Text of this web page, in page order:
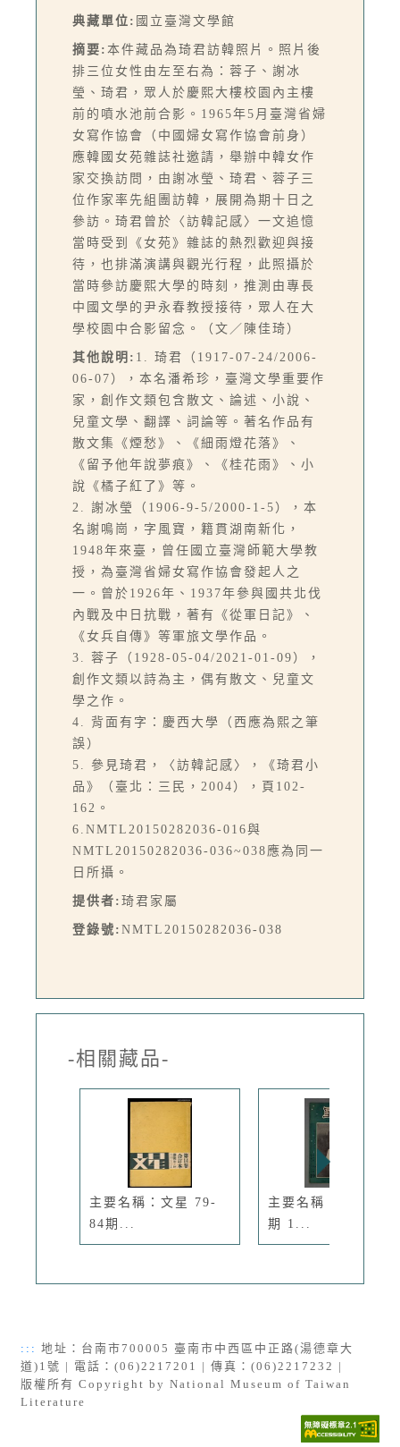
典藏單位: 國立臺灣文學館
摘要: 本件藏品為琦君訪韓照片。照片後
排三位女性由左至右為：蓉子、謝冰
瑩、琦君，眾人於慶熙大樓校園內主樓
前的噴水池前合影。1965年5月臺灣省婦
女寫作協會（中國婦女寫作協會前身）
應韓國女苑雜誌社邀請，舉辦中韓女作
家交換訪問，由謝冰瑩、琦君、蓉子三
位作家率先組團訪韓，展開為期十日之
參訪。琦君曾於〈訪韓記感〉一文追憶
當時受到《女苑》雜誌的熱烈歡迎與接
待，也排滿演講與觀光行程，此照攝於
當時參訪慶熙大學的時刻，推測由專長
中國文學的尹永春教授接待，眾人在大
學校園中合影留念。（文／陳佳琦）
其他說明: 1. 琦君（1917-07-24/2006-
06-07），本名潘希珍，臺灣文學重要作
家，創作文類包含散文、論述、小說、
兒童文學、翻譯、詞論等。著名作品有
散文集《煙愁》、《細雨燈花落》、
《留予他年說夢痕》、《桂花雨》、小
說《橘子紅了》等。
2. 謝冰瑩（1906-9-5/2000-1-5），本
名謝鳴崗，字風寶，籍貫湖南新化，
1948年來臺，曾任國立臺灣師範大學教
授，為臺灣省婦女寫作協會發起人之
一。曾於1926年、1937年參與國共北伐
內戰及中日抗戰，著有《從軍日記》、
《女兵自傳》等軍旅文學作品。
3. 蓉子（1928-05-04/2021-01-09），
創作文類以詩為主，偶有散文、兒童文
學之作。
4. 背面有字：慶西大學（西應為熙之筆
誤）
5. 參見琦君，〈訪韓記感〉，《琦君小
品》（臺北：三民，2004），頁102-
162。
6.NMTL20150282036-016與
NMTL20150282036-036~038應為同一
日所攝。
提供者: 琦君家屬
登錄號: NMTL20150282036-038
-相關藏品-
主要名稱：文星 79-
84期...
主要名稱：文星 4卷
期 1...
::: 地址：台南市700005 臺南市中西區中正路(湯德章大
道)1號 | 電話：(06)2217201 | 傳真：(06)2217232 |
版權所有 Copyright by National Museum of Taiwan
Literature